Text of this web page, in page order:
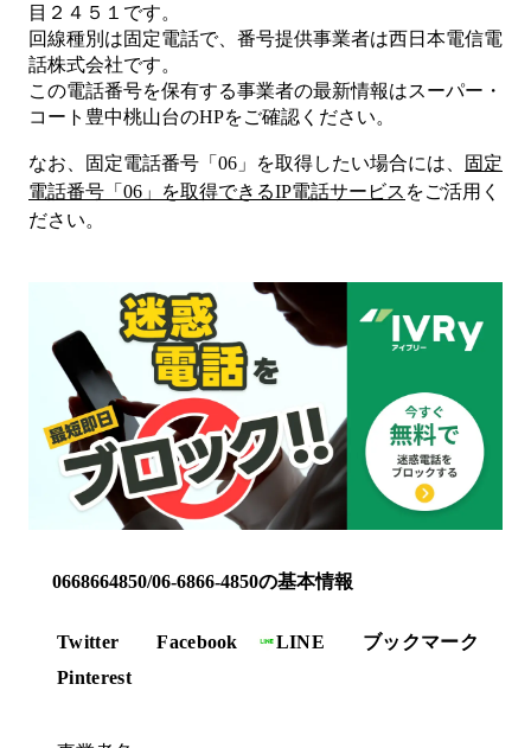
目２４５１ です。
回線種別は固定電話で、番号提供事業者は西日本電信電
話株式会社です。
この電話番号を保有する事業者の最新情報はスーパー・
コート豊中桃山台のHPをご確認ください。
なお、固定電話番号「 06 」を取得したい場合には、
固定
電話番号「 06 」を取得できるIP電話サービス をご活用く
ださい。
0668664850/06-6866-4850の基本情報
Twitter Facebook LINE
ブックマーク
Pinterest